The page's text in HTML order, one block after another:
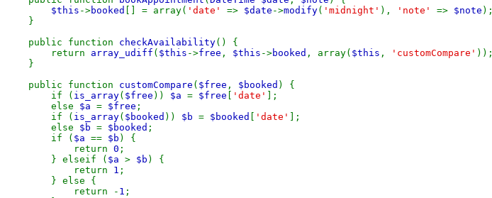
$this ->booked [] = array( 'date' => $date ->modify( 'midnight' ), 'note' => $note );
}
public function checkAvailability() {
return array_udiff ( $this ->free , $this ->booked , array( $this , 'customCompare' ));
}
public function customCompare ( $free , $booked ) {
if ( is_array( $free )) $a = $free [ 'date' ];
else $a = $free ;
if ( is_array( $booked )) $b = $booked [ 'date' ];
else $b = $booked ;
if ( $a == $b ) {
return 0 ;
} elseif ( $a > $b ) {
return 1 ;
} else {
return - 1 ;